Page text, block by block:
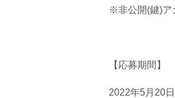
※非公開(鍵)ア
【応募期間】
2022年5月20